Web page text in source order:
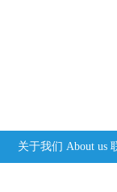
关于我们 About us